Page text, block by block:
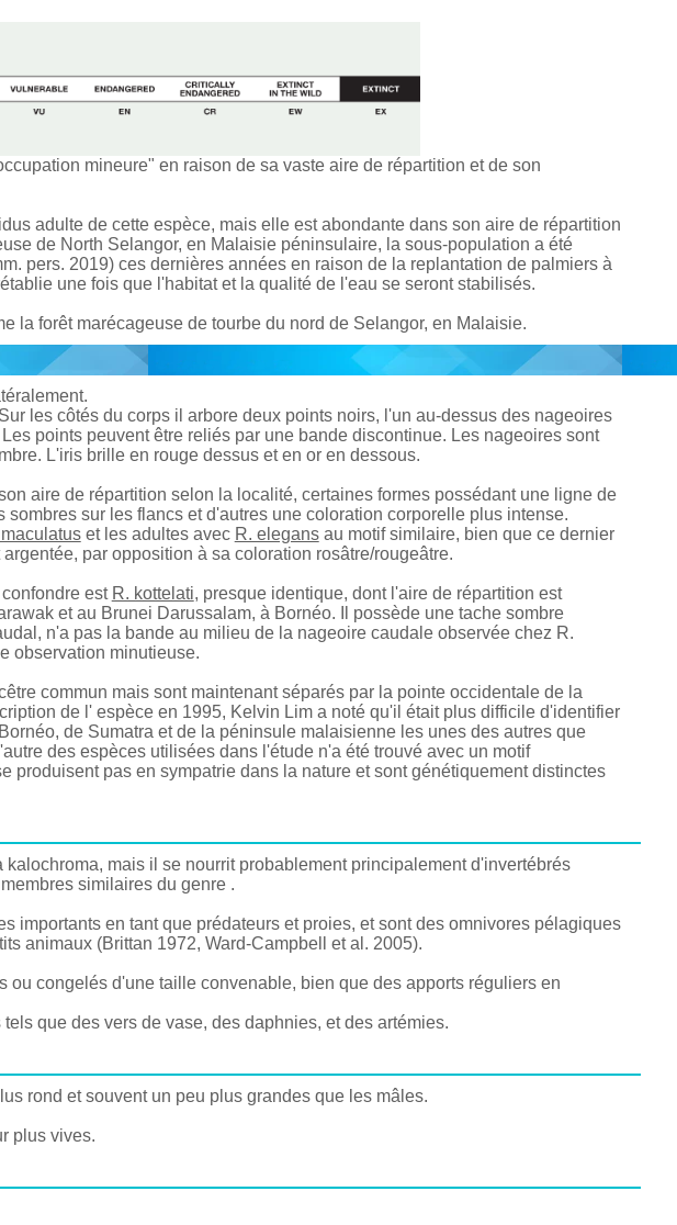
mineure" en raison de sa vaste aire de répartition et de son
adulte de cette espèce, mais elle est abondante dans son aire de répartition
de North Selangor, en Malaisie péninsulaire, la sous-population a été
pers. 2019) ces dernières années en raison de la replantation de palmiers à
une fois que l'habitat et la qualité de l'eau se seront stabilisés.
la forêt marécageuse de tourbe du nord de Selangor, en Malaisie.
les côtés du corps il arbore deux points noirs, l'un au-dessus des nageoires
points peuvent être reliés par une bande discontinue. Les nageoires sont
L'iris brille en rouge dessus et en or en dessous.
aire de répartition selon la localité, certaines formes possédant une ligne de
sur les flancs et d'autres une coloration corporelle plus intense.
et les adultes avec R. elegansau motif similaire, bien que ce dernier
par opposition à sa coloration rosâtre/rougeâtre.
est R. kottelati, presque identique, dont l'aire de répartition est
et au Brunei Darussalam, à Bornéo. Il possède une tache sombre
n'a pas la bande au milieu de la nageoire caudale observée chez R.
observation minutieuse.
commun mais sont maintenant séparés par la pointe occidentale de la
de l' espèce en 1995, Kelvin Lim a noté qu'il était plus difficile d'identifier
de Sumatra et de la péninsule malaisienne les unes des autres que
des espèces utilisées dans l'étude n'a été trouvé avec un motif
produisent pas en sympatrie dans la nature et sont génétiquement distinctes
mais il se nourrit probablement principalement d'invertébrés
similaires du genre .
importants en tant que prédateurs et proies, et sont des omnivores pélagiques
animaux (Brittan 1972, Ward-Campbell et al. 2005).
ou congelés d'une taille convenable, bien que des apports réguliers en
que des vers de vase, des daphnies, et des artémies.
rond et souvent un peu plus grandes que les mâles.
plus vives.